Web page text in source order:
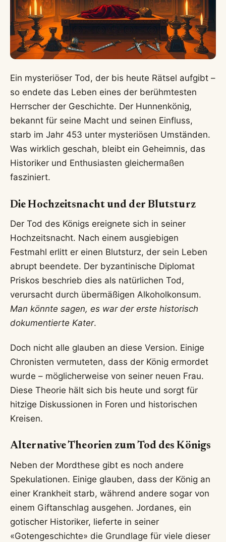
Ein mysteriöser Tod, der bis heute Rätsel aufgibt –
so endete das Leben eines der berühmtesten
Herrscher der Geschichte. Der Hunnenkönig,
bekannt für seine Macht und seinen Einfluss,
starb im Jahr 453 unter mysteriösen Umständen.
Was wirklich geschah, bleibt ein Geheimnis, das
Historiker und Enthusiasten gleichermaßen
fasziniert.
Die Hochzeitsnacht und der Blutsturz
Der Tod des Königs ereignete sich in seiner
Hochzeitsnacht. Nach einem ausgiebigen
Festmahl erlitt er einen Blutsturz, der sein Leben
abrupt beendete. Der byzantinische Diplomat
Priskos beschrieb dies als natürlichen Tod,
verursacht durch übermäßigen Alkoholkonsum.
Man könnte sagen, es war der erste historisch
dokumentierte Kater.
Doch nicht alle glauben an diese Version. Einige
Chronisten vermuteten, dass der König ermordet
wurde – möglicherweise von seiner neuen Frau.
Diese Theorie hält sich bis heute und sorgt für
hitzige Diskussionen in Foren und historischen
Kreisen.
Alternative Theorien zum Tod des Königs
Neben der Mordthese gibt es noch andere
Spekulationen. Einige glauben, dass der König an
einer Krankheit starb, während andere sogar von
einem Giftanschlag ausgehen. Jordanes, ein
gotischer Historiker, lieferte in seiner
«Gotengeschichte» die Grundlage für viele dieser